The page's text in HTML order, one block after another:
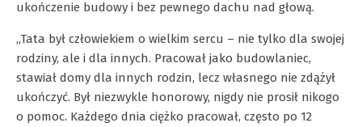
ukończenie budowy i bez pewnego dachu nad głową.
„Tata był człowiekiem o wielkim sercu – nie tylko dla swojej
rodziny, ale i dla innych. Pracował jako budowlaniec,
stawiał domy dla innych rodzin, lecz własnego nie zdążył
ukończyć. Był niezwykle honorowy, nigdy nie prosił nikogo
o pomoc. Każdego dnia ciężko pracował, często po 12